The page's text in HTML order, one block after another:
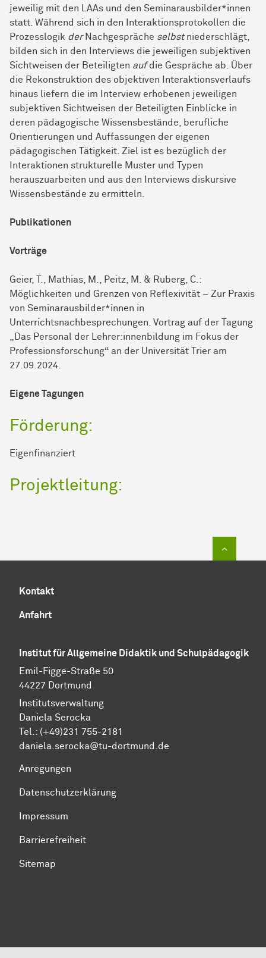
jeweilig mit den LAAs und den Seminarausbilder*innen
statt. Während sich in den Interaktionsprotokollen die
Prozesslogik derNachgespräche selbstniederschlägt,
bilden sich in den Interviews die jeweiligen subjektiven
Sichtweisen der Beteiligten aufdie Gespräche ab. Über
die Rekonstruktion des objektiven Interaktionsverlaufs
hinaus liefern die im Interview erhobenen jeweiligen
subjektiven Sichtweisen der Beteiligten Einblicke in
deren pädagogische Wissensbestände, berufliche
Orientierungen und Auffassungen der eigenen
pädagogischen Tätigkeit. Ziel ist es bezüglich der
Interaktionen strukturelle Muster und Typen
herauszuarbeiten und aus den Interviews diskursive
Wissensbestände zu ermitteln.
Publikationen
Vorträge
Geier, T., Mathias, M., Peitz, M. & Ruberg, C.:
Möglichkeiten und Grenzen von Reflexivität – Zur Praxis
von Seminarausbilder*innen in
Unterrichtsnachbesprechungen. Vortrag auf der Tagung
„Das Personal der Lehrer:innenbildung im Fokus der
Professionsforschung“ an der Universität Trier am
27.09.2024.
Eigene Tagungen
Förderung:
Eigenfinanziert
Projektleitung:
Kontakt
Anfahrt
Institut für Allgemeine Didaktik und Schulpädagogik
Emil-Figge-Straße 50
44227 Dortmund
Institutsverwaltung
Daniela Serocka
Tel.: (+49)231 755-2181
​​​​​​​daniela.serocka@tu-dortmund.de
Anregungen
Datenschutzerklärung
Impressum
Barrierefreiheit
Sitemap